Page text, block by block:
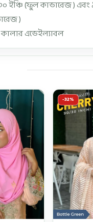
(ফুল কাভারেজ ) এবং
)
এভেইল্যাবল
-32%